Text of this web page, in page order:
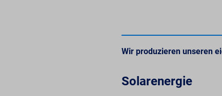
Wir produzieren unseren
Solarenergie